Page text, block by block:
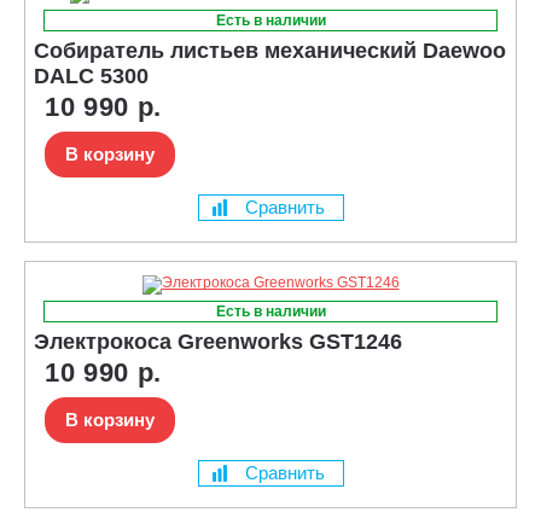
Есть в наличии
Собиратель листьев механический Daewoo
DALC 5300
10 990 р.
В корзину
Сравнить
Есть в наличии
Электрокоса Greenworks GST1246
10 990 р.
В корзину
Сравнить